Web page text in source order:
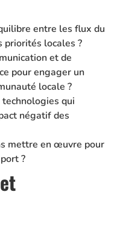
entre les flux du
priorités locales ?
et de
pour engager un
locale ?
qui
négatif des
mettre en œuvre pour
?